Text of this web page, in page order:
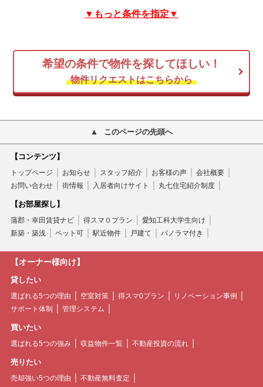
▼もっと条件を指定▼
希望の条件で物件を探してほしい！
物件リクエストはこちらから
このページの先頭へ
【コンテンツ】
トップページ お知らせ スタッフ紹介 お客様の声
会社概要
お問い合わせ
街情報 入居者向けサイト 丸七住宅紹介制度
【お部屋探し】
蒲郡・幸田賃貸ナビ 得スマ０プラン
愛知工科大学生向け
新築・築浅
ペット可 駅近物件 戸建て パノラマ付き
【オーナー様向け】
貸したい
選ばれる5つの理由 空室対策 得スマ0プラン
リノベーション事例
サポート体制
管理システム
買いたい
選ばれる5つの強み 収益物件一覧 不動産投資の流れ
売りたい
売却強い5つの理由 不動産無料査定